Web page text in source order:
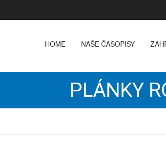
HOME NAŠE ČASOPISY
PLÁNKY